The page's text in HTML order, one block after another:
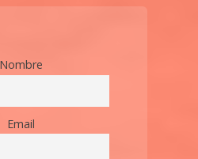
Nombre
Email